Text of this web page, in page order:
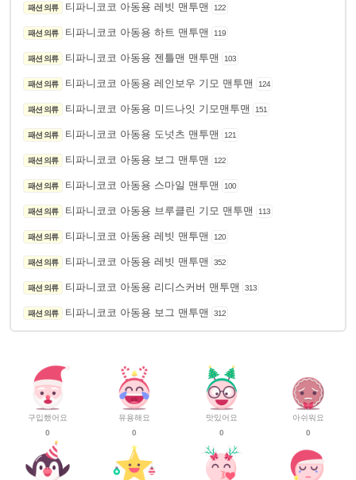
패션 의류 티파니코코 아동용 레빗 맨투맨 122
패션 의류 티파니코코 아동용 하트 맨투맨 119
패션 의류 티파니코코 아동용 젠틀맨 맨투맨 103
패션 의류 티파니코코 아동용 레인보우 기모 맨투맨 124
패션 의류 티파니코코 아동용 미드나잇 기모맨투맨 151
패션 의류 티파니코코 아동용 도넛츠 맨투맨 121
패션 의류 티파니코코 아동용 보그 맨투맨 122
패션 의류 티파니코코 아동용 스마일 맨투맨 100
패션 의류 티파니코코 아동용 브루클린 기모 맨투맨 113
패션 의류 티파니코코 아동용 레빗 맨투맨 120
패션 의류 티파니코코 아동용 레빗 맨투맨 352
패션 의류 티파니코코 아동용 리디스커버 맨투맨 313
패션 의류 티파니코코 아동용 보그 맨투맨 312
구입했어요
0
유용해요
0
맛있어요
0
아쉬워요
0